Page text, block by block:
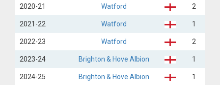
2020-21 Watford 2
2021-22 Watford 1
2022-23 Watford 2
2023-24 Brighton & Hove Albion 1
2024-25 Brighton & Hove Albion 1